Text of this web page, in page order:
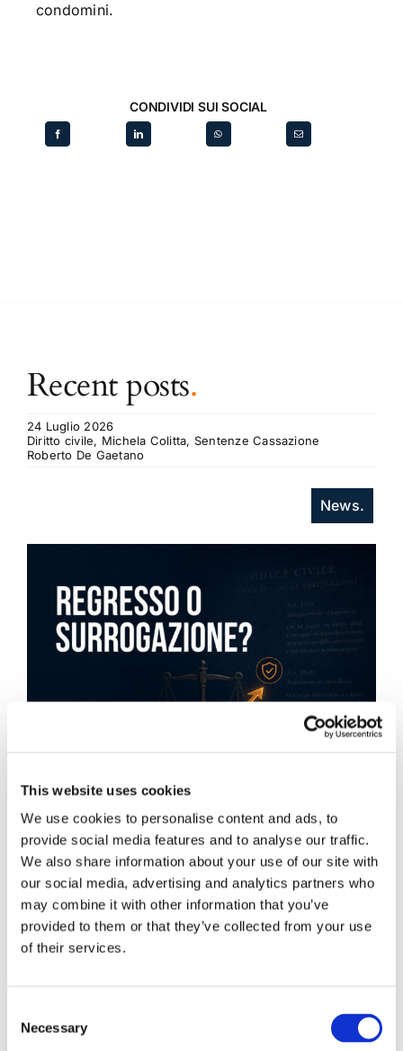
This website uses cookies
We use cookies to personalise content and ads, to
provide social media features and to analyse our traffic.
We also share information about your use of our site with
our social media, advertising and analytics partners who
may combine it with other information that you’ve
provided to them or that they’ve collected from your use
of their services.
Selection
Necessary
condomini.
CONDIVIDI SUI SOCIAL
Recent posts.
24 Luglio 2026
Diritto civile, Michela Colitta, Sentenze Cassazione
Roberto De Gaetano
News.
Obbligazioni solidali passive:
rapporti tra surrogazione legale e
La sentenza n. 16835 del 29 maggio 2026 della
Corte di Cassazione offre l'occasione per tornare